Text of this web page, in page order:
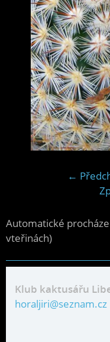
←
Automatické
vteřinách)
Klub kaktusářu
horaljiri@seznam.cz